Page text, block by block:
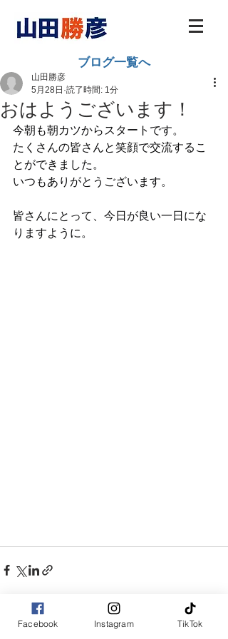
ブログ一覧へ
おはようございます！
山田勝彦
5月28日 読了時間: 1分
今朝も朝カツからスタートです。
たくさんの皆さんと笑顔で交流するこ
とができました。
いつもありがとうございます。
皆さんにとって、今日が良い一日にな
りますように。
Facebook Instagram TikTok